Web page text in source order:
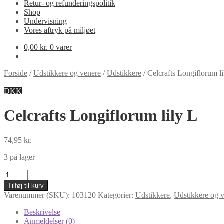
Retur- og refunderingspolitik
Shop
Undervisning
Vores aftryk på miljøet
0,00 kr. 0 varer
Forside /Udstikkere og venere /Udstikkere /Celcrafts Longiflorum
DKK
Celcrafts Longiflorum lily L
74,95 kr.
3 på lager
Celcrafts
Longiflorum
lily
L
antal
Tilføj til kurv
Varenummer (SKU): 103120 Kategorier: Udstikkere, Udstikkere og
Beskrivelse
Anmeldelser (0)